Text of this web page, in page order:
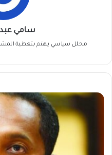
سامي
محلل سياسي يهتم بتغطية